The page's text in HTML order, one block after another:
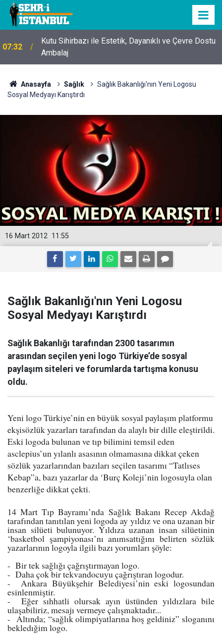
15:11
Mobil Araçlarla Hayır Lokması Dağıtımının
Avantajları
Anasayfa Sağlık
Sağlık Bakanlığı'nın Yeni Logosu
Sosyal Medyayı Karıştırdı
11:55
16 Mart 2012
Sağlık Bakanlığı'nın Yeni Logosu
Sosyal Medyayı Karıştırdı
Sağlık Bakanlığı tarafından 2300 tasarımın
arasından seçilen yeni logo Türkiye’de sosyal
paylaşım siteleri ve forumlarda tartışma konusu
oldu.
Yeni logo Türkiye’nin en büyük sosyal paylaşım platformu
ekşisözlük yazarları tarafından da alaylı bir dille eleştirildi.
Eski logoda bulunan ve tıp bilimini temsil eden
asclepius’un yılanlı asasının olmamasına dikkat çeken
sözlük yazarlarından bazıları seçilen tasarımı “Tatlıses
Kebap”a, bazı yazarlar da ‘Burç Koleji’nin logosuyla olan
benzerliğe dikkat çekti.
14 Mart Tıp Bayramı’nda Sağlık Bakanı Recep Akdağ
tarafından tanıtılan yeni logoda ay yıldız ve ona uzanan bir
insan silüeti bulunuyor. Yıldıza uzanan insan silüetinin
‘basketbol şampiyonası’nı anımsattığını belirten sözlük
yazarlarının logoyla ilgili bazı yorumları şöyle:
- Bir tek sağlığı çağrıştırmayan logo.
- Daha çok bir tekvandocuyu çağrıştıran logodur.
- Ankara Büyükşehir Belediyesi’nin eski logosundan
esinlenmiştir.
- Eğer sıhhatli olursak ayın üstünden yıldızlara bile
ulaşabiliriz, mesajı vermeye çalışmaktadır...
- Altında; “sağlık olimpiyatlarına hoş geldiniz” sloganını
bekledığim logo.